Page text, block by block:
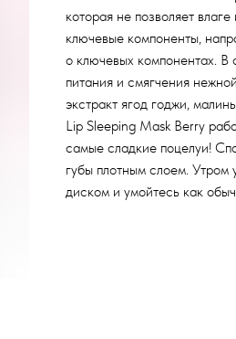
которая не позволяет
ключевые компоненты,
о ключевых компонентах.
питания и смягчения
экстракт ягод годжи,
Lip Sleeping Mask Вerry
самые сладкие поцелуи!
губы плотным слоем. Утром
диском и умойтесь как